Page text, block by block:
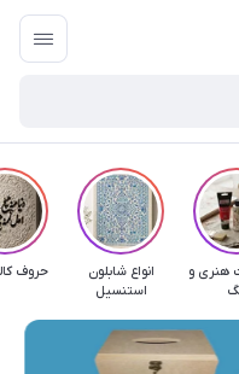
هنری و
انواع شابلون
استنسیل
حروف